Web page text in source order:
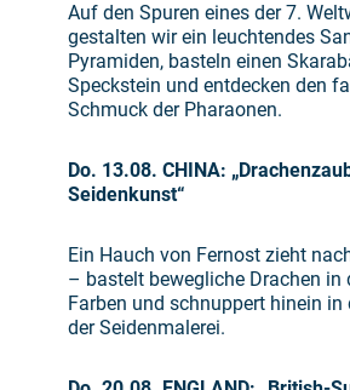
Auf den Spuren eines der 7.
gestalten wir ein leuchtendes
Pyramiden, basteln einen
Speckstein und entdecken den
Schmuck der Pharaonen.
Do. 13.08. CHINA:
Seidenkunst“
Ein Hauch von Fernost zieht
– bastelt bewegliche Drachen in
Farben und schnuppert hinein in
der Seidenmalerei.